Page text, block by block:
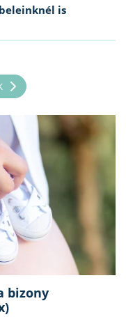
is
bizony